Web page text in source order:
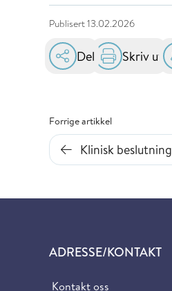
Publisert13.02.2026
Del Skriv ut
Forrige artikkel
Klinisk beslutning
ADRESSE/KONTAKT
Kontakt oss